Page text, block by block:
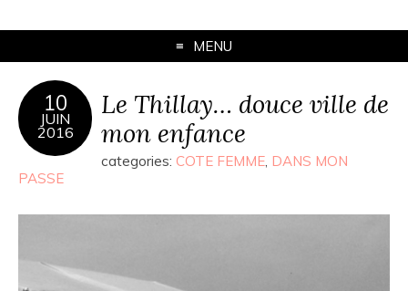
MENU
10
JUIN
2016
Le Thillay… douce ville de
mon enfance
categories: COTE FEMME, DANS MON
PASSE